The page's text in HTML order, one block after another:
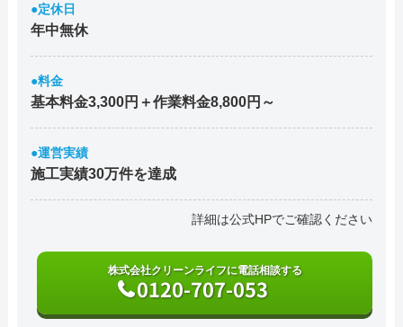
●定休日
年中無休
●料金
基本料金3,300円＋作業料金8,800円～
●運営実績
施工実績30万件を達成
詳細は公式HPでご確認ください
株式会社クリーンライフに電話相談する
0120-707-053